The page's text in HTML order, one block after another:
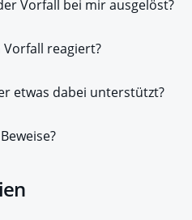
Vorfall bei mir ausgelöst?
Vorfall reagiert?
etwas dabei unterstützt?